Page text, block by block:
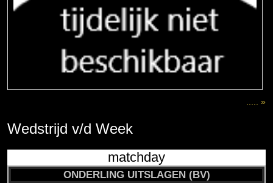
..... »
Wedstrijd v/d Week
matchday
ONDERLING UITSLAGEN (BV)